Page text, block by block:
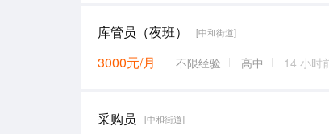
库管员（夜班） [中和街道]
3000元/月 不限经验 高中 14 小时
采购员 [中和街道]